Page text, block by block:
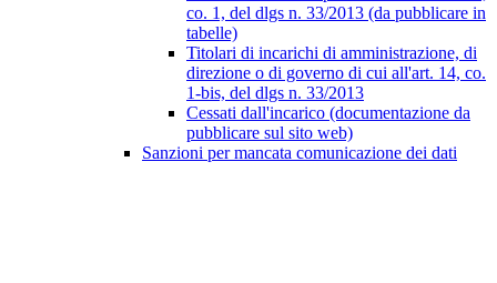
co. 1, del dlgs n. 33/2013 (da pubblicare in
tabelle)
Titolari di incarichi di amministrazione, di
direzione o di governo di cui all'art. 14, co.
1-bis, del dlgs n. 33/2013
Cessati dall'incarico (documentazione da
pubblicare sul sito web)
Sanzioni per mancata comunicazione dei dati